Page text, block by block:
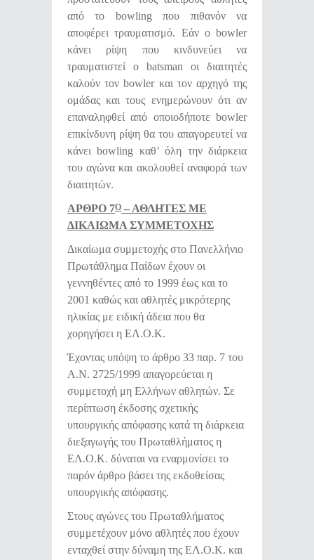
από το bowling που πιθανόν να
αποφέρει τραυματισμό. Εάν ο bowler
κάνει ρίψη που κινδυνεύει να
τραυματιστεί ο batsman οι διαιτητές
καλούν τον bowler και τον αρχηγό της
ομάδας και τους ενημερώνουν ότι αν
επαναληφθεί από οποιοδήποτε bowler
επικίνδυνη ρίψη θα του απαγορευτεί να
κάνει bowling καθ’ όλη την διάρκεια
του αγώνα και ακολουθεί αναφορά των
διαιτητών.
ΑΡΘΡΟ 7Ο – ΑΘΛΗΤΕΣ ΜΕ
ΔΙΚΑΙΩΜΑ ΣΥΜΜΕΤΟΧΗΣ
Δικαίωμα συμμετοχής στο Πανελλήνιο
Πρωτάθλημα Παίδων έχουν οι
γεννηθέντες από το 1999 έως και το
2001 καθώς και αθλητές μικρότερης
ηλικίας με ειδική άδεια που θα
χορηγήσει η ΕΛ.Ο.Κ.
Έχοντας υπόψη το άρθρο 33 παρ. 7 του
Α.Ν. 2725/1999 απαγορεύεται η
συμμετοχή μη Ελλήνων αθλητών. Σε
περίπτωση έκδοσης σχετικής
υπουργικής απόφασης κατά τη διάρκεια
διεξαγωγής του Πρωταθλήματος η
ΕΛ.Ο.Κ. δύναται να εναρμονίσει το
παρόν άρθρο βάσει της εκδοθείσας
υπουργικής απόφασης.
Στους αγώνες του Πρωταθλήματος
συμμετέχουν μόνο αθλητές που έχουν
ενταχθεί στην δύναμη της ΕΛ.Ο.Κ. και